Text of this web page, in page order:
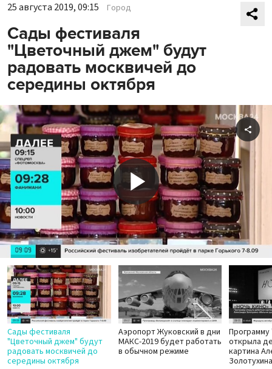
25 августа 2019, 09:15 Город
Сады фестиваля
"Цветочный джем" будут
радовать москвичей до
середины октября
Play
Video
Сады фестиваля
"Цветочный джем" будут
радовать москвичей до
середины октября
Аэропорт Жуковский в дни
МАКС-2019 будет работать
в обычном режиме
открыла
картина